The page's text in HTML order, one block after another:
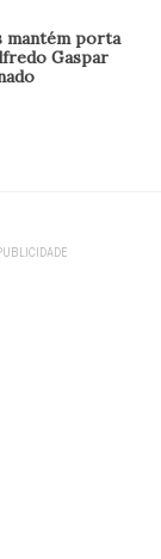
mantém porta
Gaspar